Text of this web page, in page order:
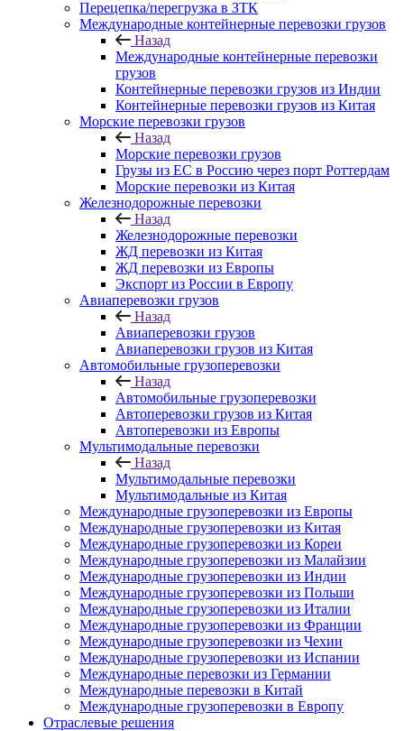
Перецепка/перегрузка в ЗТК
Международные контейнерные перевозки грузов
Назад
Международные контейнерные перевозки
грузов
Контейнерные перевозки грузов из Индии
Контейнерные перевозки грузов из Китая
Морские перевозки грузов
Назад
Морские перевозки грузов
Грузы из ЕС в Россию через порт Роттердам
Морские перевозки из Китая
Железнодорожные перевозки
Назад
Железнодорожные перевозки
ЖД перевозки из Китая
ЖД перевозки из Европы
Экспорт из России в Европу
Авиаперевозки грузов
Назад
Авиаперевозки грузов
Авиаперевозки грузов из Китая
Автомобильные грузоперевозки
Назад
Автомобильные грузоперевозки
Автоперевозки грузов из Китая
Автоперевозки из Европы
Мультимодальные перевозки
Назад
Мультимодальные перевозки
Мультимодальные из Китая
Международные грузоперевозки из Европы
Международные грузоперевозки из Китая
Международные грузоперевозки из Кореи
Международные грузоперевозки из Малайзии
Международные грузоперевозки из Индии
Международные грузоперевозки из Польши
Международные грузоперевозки из Италии
Международные грузоперевозки из Франции
Международные грузоперевозки из Чехии
Международные грузоперевозки из Испании
Международные перевозки из Германии
Международные перевозки в Китай
Международные грузоперевозки в Европу
Отраслевые решения